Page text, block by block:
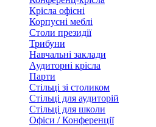
Крісла офісні
Корпусні меблі
Столи президії
Трибуни
Навчальні заклади
Аудиторні крісла
Парти
Стільці зі столиком
Стільці для аудиторій
Стільці для школи
Офіси / Конференції